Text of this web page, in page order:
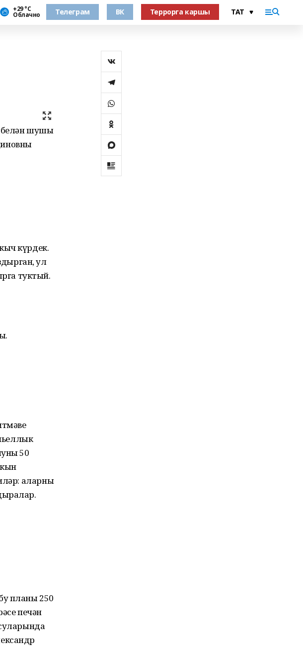
+29 °С
Облачно Телеграм ВК Террорга каршы
белән шушы
күрдек.
ул
туктый.
50
аларны
планы 250
печән